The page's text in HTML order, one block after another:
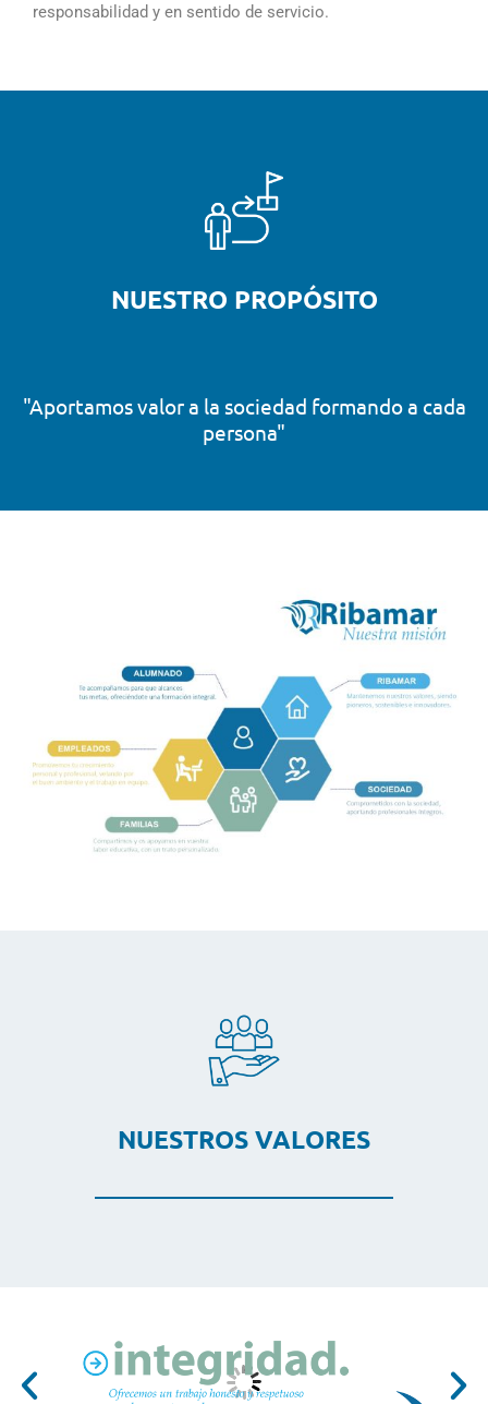
responsabilidad y en sentido de servicio.
NUESTRO PROPÓSITO
"Aportamos valor a la sociedad formando a cada
persona"
NUESTROS VALORES